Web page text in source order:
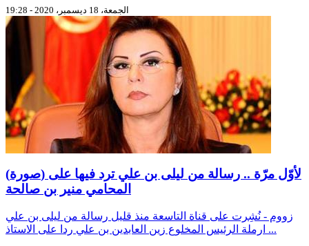
الجمعة، 18 ديسمبر، 2020 - 19:28
(صورة) لأوّل مرّة .. رسالة من ليلى بن علي ترد فيها على
المحامي منير بن صالحة
زووم - نُشِرت على قناة التاسعة منذ قليل رسالة من ليلى بن علي
ارملة الرئيس المخلوع زين العابدين بن علي ردا على الاستاذ ...